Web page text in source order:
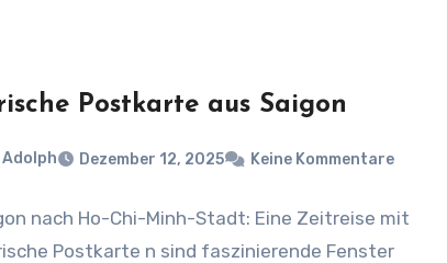
Postkarte aus Saigon
Adolph Dezember 12, 2025 Keine Kommentare
nach Ho-Chi-Minh-Stadt: Eine Zeitreise mit
Postkarte n sind faszinierende Fenster